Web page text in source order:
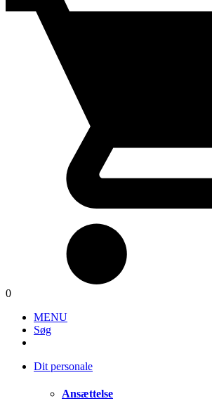
0
MENU
Søg
Dit personale
Ansættelse